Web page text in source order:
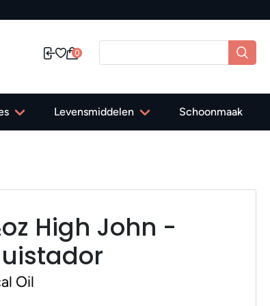
0
Levensmiddelen Schoonmaak
High John -
Oil